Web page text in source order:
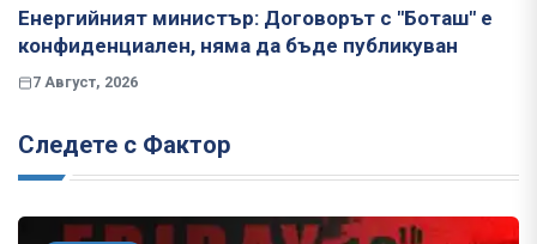
Енергийният министър: Договорът с "Боташ" е
конфиденциален, няма да бъде публикуван
7 Август, 2026
Следете с Фактор